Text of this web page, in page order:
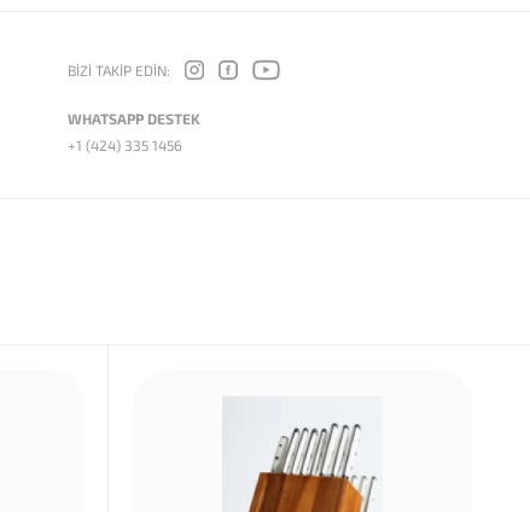
BİZİ TAKİP EDİN:
WHATSAPP DESTEK
+1 (424) 335 1456